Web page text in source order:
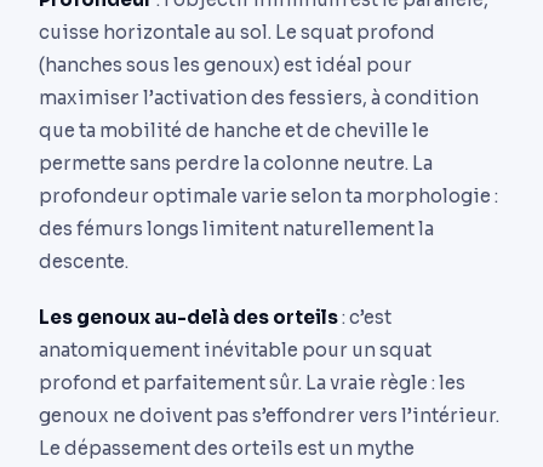
cuisse horizontale au sol. Le squat profond
(hanches sous les genoux) est idéal pour
maximiser l’activation des fessiers, à condition
que ta mobilité de hanche et de cheville le
permette sans perdre la colonne neutre. La
profondeur optimale varie selon ta morphologie :
des fémurs longs limitent naturellement la
descente.
Les genoux au-delà des orteils: c’est
anatomiquement inévitable pour un squat
profond et parfaitement sûr. La vraie règle : les
genoux ne doivent pas s’effondrer vers l’intérieur.
Le dépassement des orteils est un mythe